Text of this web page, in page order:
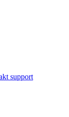
support